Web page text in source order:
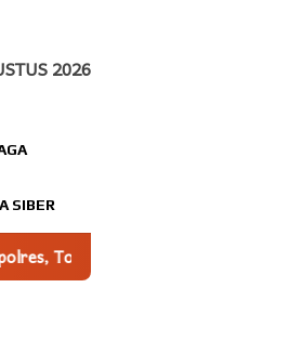
2026
SIBER
Resmi Beralih